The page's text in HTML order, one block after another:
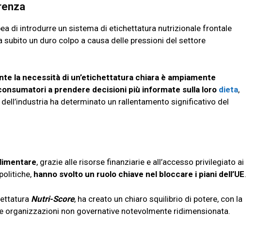
di introdurre un sistema di etichettatura nutrizionale frontale
subito un duro colpo a causa delle pressioni del settore
la necessità di un’etichettatura chiara è ampiamente
a prendere decisioni più informate sulla loro dieta,
ha determinato un rallentamento significativo del
, grazie alle risorse finanziarie e all’accesso privilegiato ai
hanno svolto un ruolo chiave nel bloccare i piani dell’UE.
Nutri-Score, ha creato un chiaro squilibrio di potere, con la
organizzazioni non governative notevolmente ridimensionata.